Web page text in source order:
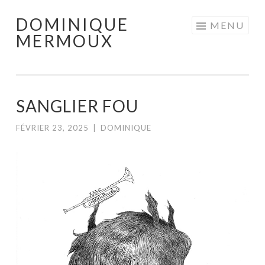
Aller
au
DOMINIQUE
MERMOUX
MENU
SANGLIER FOU
FÉVRIER 23, 2025 DOMINIQUE